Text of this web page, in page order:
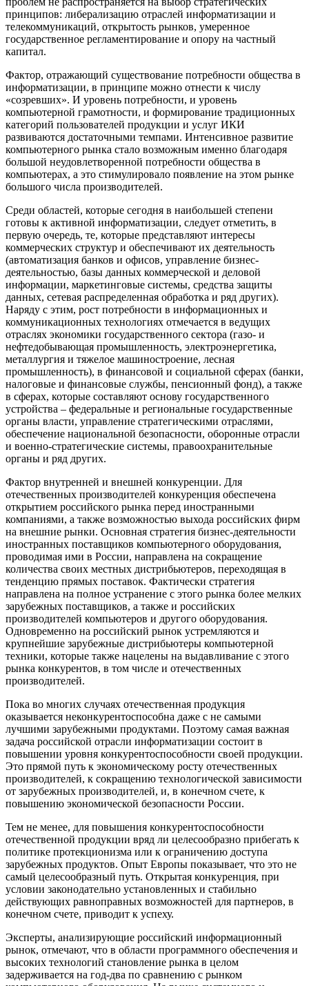
принципов: либерализацию отраслей информатизации и
телекоммуникаций, открытость рынков, умеренное
государственное регламентирование и опору на частный
капитал.
Фактор, отражающий существование потребности общества в
информатизации, в принципе можно отнести к числу
«созревших». И уровень потребности, и уровень
компьютерной грамотности, и формирование традиционных
категорий пользователей продукции и услуг ИКИ
развиваются достаточными темпами. Интенсивное развитие
компьютерного рынка стало возможным именно благодаря
большой неудовлетворенной потребности общества в
компьютерах, а это стимулировало появление на этом рынке
большого числа производителей.
Среди областей, которые сегодня в наибольшей степени
готовы к активной информатизации, следует отметить, в
первую очередь, те, которые представляют интересы
коммерческих структур и обеспечивают их деятельность
(автоматизация банков и офисов, управление бизнес-
деятельностью, базы данных коммерческой и деловой
информации, маркетинговые системы, средства защиты
данных, сетевая распределенная обработка и ряд других).
Наряду с этим, рост потребности в информационных и
коммуникационных технологиях отмечается в ведущих
отраслях экономики государственного сектора (газо- и
нефтедобывающая промышленность, электроэнергетика,
металлургия и тяжелое машиностроение, лесная
промышленность), в финансовой и социальной сферах (банки,
налоговые и финансовые службы, пенсионный фонд), а также
в сферах, которые составляют основу государственного
устройства – федеральные и региональные государственные
органы власти, управление стратегическими отраслями,
обеспечение национальной безопасности, оборонные отрасли
и военно-стратегические системы, правоохранительные
органы и ряд других.
Фактор внутренней и внешней конкуренции. Для
отечественных производителей конкуренция обеспечена
открытием российского рынка перед иностранными
компаниями, а также возможностью выхода российских фирм
на внешние рынки. Основная стратегия бизнес-деятельности
иностранных поставщиков компьютерного оборудования,
проводимая ими в России, направлена на сокращение
количества своих местных дистрибьютеров, переходящая в
тенденцию прямых поставок. Фактически стратегия
направлена на полное устранение с этого рынка более мелких
зарубежных поставщиков, а также и российских
производителей компьютеров и другого оборудования.
Одновременно на российский рынок устремляются и
крупнейшие зарубежные дистрибьютеры компьютерной
техники, которые также нацелены на выдавливание с этого
рынка конкурентов, в том числе и отечественных
производителей.
Пока во многих случаях отечественная продукция
оказывается неконкурентоспособна даже с не самыми
лучшими зарубежными продуктами. Поэтому самая важная
задача российской отрасли информатизации состоит в
повышении уровня конкурентоспособности своей продукции.
Это прямой путь к экономическому росту отечественных
производителей, к сокращению технологической зависимости
от зарубежных производителей, и, в конечном счете, к
повышению экономической безопасности России.
Тем не менее, для повышения конкурентоспособности
отечественной продукции вряд ли целесообразно прибегать к
политике протекционизма или к ограничению доступа
зарубежных продуктов. Опыт Европы показывает, что это не
самый целесообразный путь. Открытая конкуренция, при
условии законодательно установленных и стабильно
действующих равноправных возможностей для партнеров, в
конечном счете, приводит к успеху.
Эксперты, анализирующие российский информационный
рынок, отмечают, что в области программного обеспечения и
высоких технологий становление рынка в целом
задерживается на год-два по сравнению с рынком